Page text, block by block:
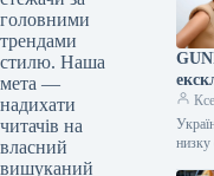
головними
трендами
стилю. Наша
мета —
надихати
читачів на
власний
вишуканий
Дня
низку